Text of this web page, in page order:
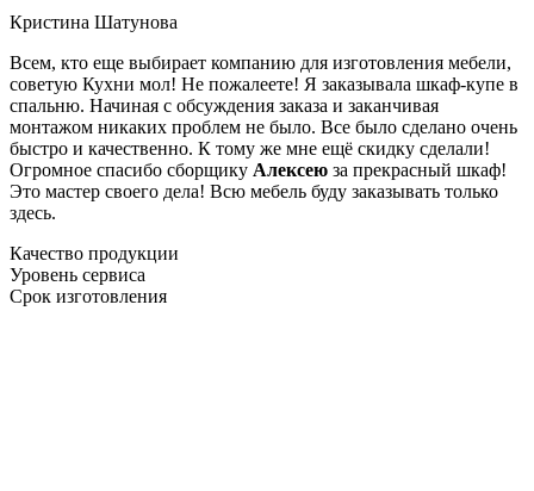
Кристина Шатунова
Всем, кто еще выбирает компанию для изготовления мебели,
советую Кухни мол! Не пожалеете! Я заказывала шкаф-купе в
спальню. Начиная с обсуждения заказа и заканчивая
монтажом никаких проблем не было. Все было сделано очень
быстро и качественно. К тому же мне ещё скидку сделали!
Огромное спасибо сборщику Алексею за прекрасный шкаф!
Это мастер своего дела! Всю мебель буду заказывать только
здесь.
Качество продукции
Уровень сервиса
Срок изготовления